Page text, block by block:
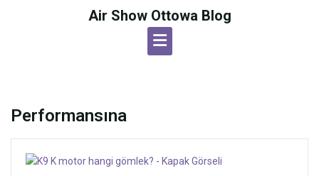
Air Show Ottowa Blog
Performansına